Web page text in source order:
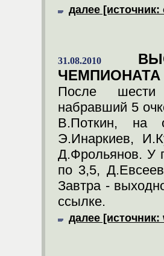
далее
31.08.2010
После шести
набравший 5
В.Поткин, на
Э.Инаркиев,
Д.Фрольянов. У
по 3,5,
Завтра -
ссылке.
далее